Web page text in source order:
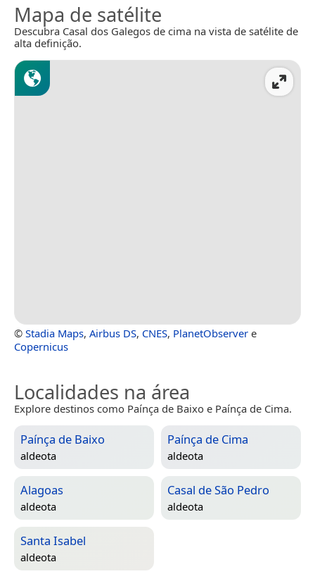
Mapa de satélite
Descubra Casal dos Galegos de cima na vista de satélite de
alta definição.
© Stadia Maps, Airbus DS, CNES, PlanetObserver e
Copernicus
Localidades na área
Explore destinos como Paínça de Baixo e Paínça de Cima.
Paínça de Baixo
aldeota
Paínça de Cima
aldeota
Alagoas
aldeota
Casal de São Pedro
aldeota
Santa Isabel
aldeota